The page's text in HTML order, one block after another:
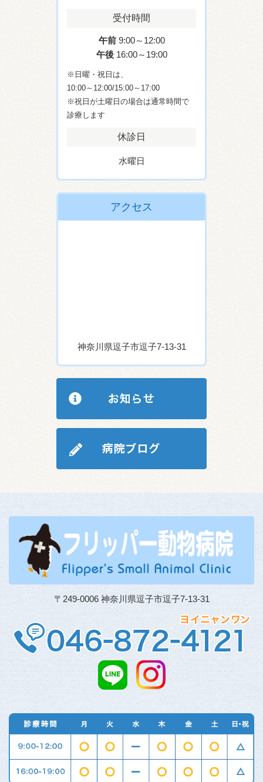
受付時間
午前9:00～12:00
午後16:00～19:00
※日曜・祝日は、
10:00～12:00/15:00～17:00
※祝日が土曜日の場合は通常時間で
診療します
休診日
水曜日
アクセス
神奈川県逗子市逗子7-13-31
〒249-0006 神奈川県逗子市逗子7-13-31